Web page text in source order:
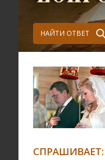
НАЙТИ ОТВЕТ
СПРАШИВАЕТ: